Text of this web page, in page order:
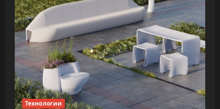
Технологии